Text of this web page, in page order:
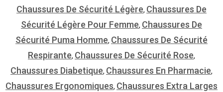
Chaussures De Sécurité Légère, Chaussures De
Sécurité Légère Pour Femme, Chaussures De
Sécurité Puma Homme, Chaussures De Sécurité
Respirante, Chaussures De Sécurité Rose,
Chaussures Diabetique, Chaussures En Pharmacie,
Chaussures Ergonomiques, Chaussures Extra Larges